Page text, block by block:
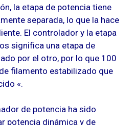
la etapa de potencia tiene
separada, lo que la hace
El controlador y la etapa
significa una etapa de
por el otro, por lo que 100
filamento estabilizado que
«.
de potencia ha sido
potencia dinámica y de